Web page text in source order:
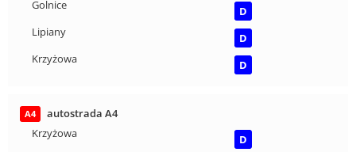
Golnice
D
Lipiany
D
Krzyżowa
D
A4
autostrada A4
Krzyżowa
D